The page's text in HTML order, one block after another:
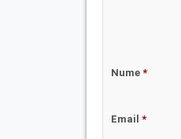
Nume *
Email *